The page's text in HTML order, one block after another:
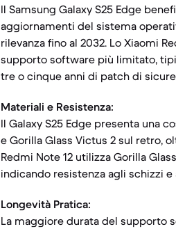
Il Samsung Galaxy S25 Edge
aggiornamenti del sistema
rilevanza fino al 2032. Lo Xiaomi
supporto software più limitato,
tre o cinque anni di patch di
Materiali e Resistenza:
Il Galaxy S25 Edge presenta una
e Gorilla Glass Victus 2 sul retro,
Redmi Note 12 utilizza Gorilla
indicando resistenza agli schizzi e
Longevità Pratica:
La maggiore durata del supporto